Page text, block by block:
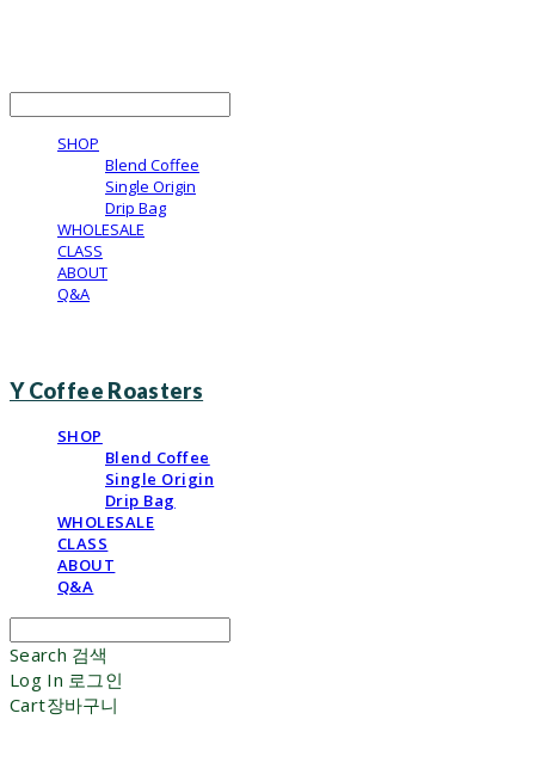
SHOP
Blend Coffee
Single Origin
Drip Bag
WHOLESALE
CLASS
ABOUT
Q&A
Y Coffee Roasters
SHOP
Blend Coffee
Single Origin
Drip Bag
WHOLESALE
CLASS
ABOUT
Q&A
Search 검색
Log In 로그인
Cart장바구니